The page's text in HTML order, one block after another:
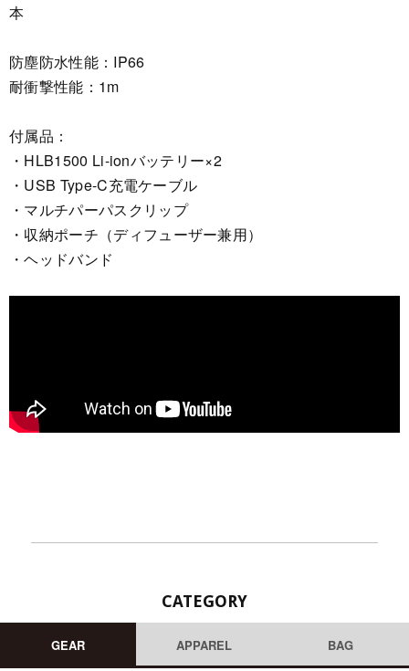
本
防塵防水性能：IP66
耐衝撃性能：1m
付属品：
・HLB1500 Li-ionバッテリー×2
・USB Type-C充電ケーブル
・マルチパーパスクリップ
・収納ポーチ（ディフューザー兼用）
・ヘッドバンド
CATEGORY
GEAR APPAREL BAG